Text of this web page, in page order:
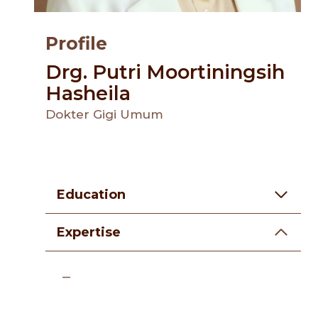
Profile
Drg. Putri Moortiningsih
Hasheila
Dokter Gigi Umum
Education
Expertise